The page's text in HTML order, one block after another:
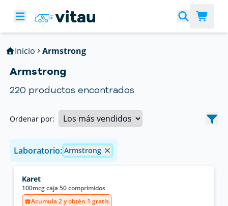
Inicio Armstrong
Armstrong
220 productos encontrados
Ordenar por:
Laboratorio: Armstrong
Karet
100mcg caja 50 comprimidos
Acumula 2 y obtén 1 gratis